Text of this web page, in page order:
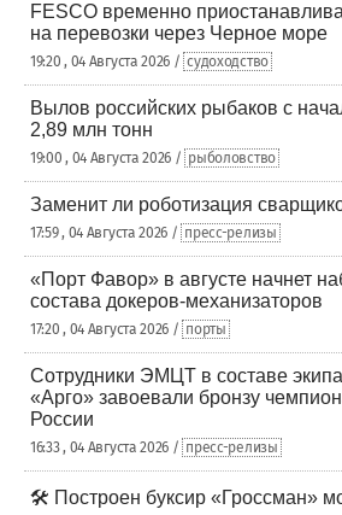
FESCO временно
на перевозки через Черное море
19:20 , 04 Августа 2026 / судоходство
Вылов российских рыбаков с
2,89 млн тонн
19:00 , 04 Августа 2026 / рыболовство
Заменит ли роботизация
17:59 , 04 Августа 2026 / пресс-релизы
«Порт Фавор» в августе начнет
состава докеров-механизаторов
17:20 , 04 Августа 2026 / порты
Сотрудники ЭМЦТ в составе
«Арго» завоевали бронзу
России
16:33 , 04 Августа 2026 / пресс-релизы
🛠️ Построен буксир «Гроссман»